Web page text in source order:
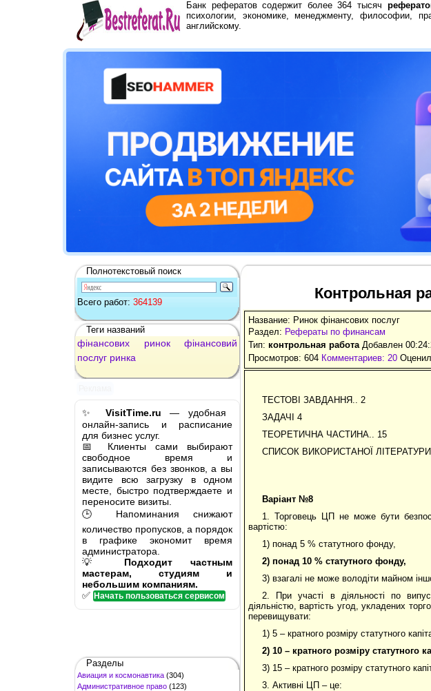
Банк рефератов содержит более 364 тысяч
психологии, экономике, менеджменту, философии,
английскому.
Полнотекстовый поиск
Всего работ: 364139
Теги названий
фінансових ринок
фінансовий
послуг ринка
✨ VisitTime.ru — удобная
онлайн-запись и расписание
для бизнес услуг.
📅 Клиенты сами выбирают
свободное время и
записываются без звонков, а вы
видите всю загрузку в одном
месте, быстро подтверждаете и
переносите визиты.
🕒 Напоминания снижают
количество пропусков, а порядок
в графике экономит время
администратора.
💡 Подходит частным
мастерам, студиям и
небольшим компаниям.
✅ Начать пользоваться сервисом
Разделы
Авиация и космонавтика (304)
Административное право (123)
Контрольная
Название: Ринок фінансових послуг
Раздел: Рефераты по финансам
Тип: контрольная работа Добавлен
Просмотров: 604 Комментариев: 20
ТЕСТОВІ ЗАВДАННЯ.. 2
ЗАДАЧІ 4
ТЕОРЕТИЧНА ЧАСТИНА.. 15
СПИСОК ВИКОРИСТАНОЇ
Варіант №8
1. Торговець ЦП не може бути
вартістю:
1) понад 5 % статутного фонду,
2) понад 10 % статутного фонду,
3) взагалі не може володіти майном
2. При участі в діяльності по
діяльністю, вартість угод, укладених
перевищувати:
1) 5 – кратного розміру статутного
2) 10 – кратного розміру статутного
3) 15 – кратного розміру статутного
3. Активні ЦП – це: